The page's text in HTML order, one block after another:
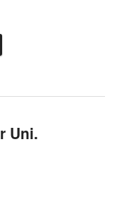
Uni.